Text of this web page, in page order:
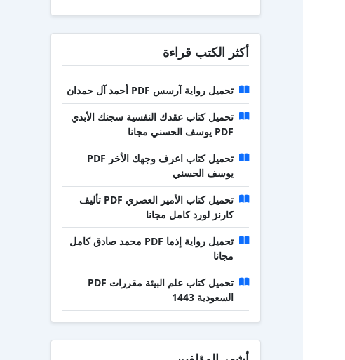
أكثر الكتب قراءة
تحميل رواية آرسس PDF أحمد آل حمدان
تحميل كتاب عقدك النفسية سجنك الأبدي
PDF يوسف الحسني مجانا
تحميل كتاب اعرف وجهك الأخر PDF
يوسف الحسني
تحميل كتاب الأمير العصري PDF تأليف
كارنز لورد كامل مجانا
تحميل رواية إذما PDF محمد صادق كامل
مجانا
تحميل كتاب علم البيئة مقررات PDF
السعودية 1443